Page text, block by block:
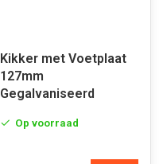
Kikker met Voetplaat
127mm
Gegalvaniseerd
Op voorraad